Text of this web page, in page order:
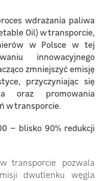
wdrażania paliwa
Oil) w transporcie,
w Polsce w tej
innowacyjnego
zmniejszyć emisję
przyczyniając się
oraz promowania
w transporcie.
– blisko 90% redukcji
transporcie pozwala
dwutlenku węgla